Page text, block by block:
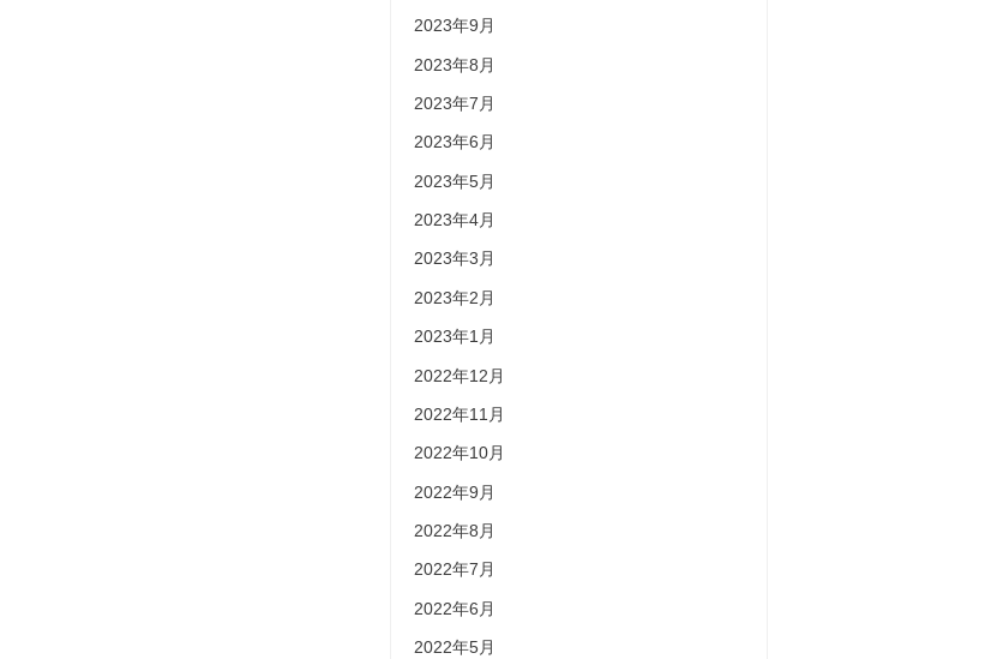
2023年9月
2023年8月
2023年7月
2023年6月
2023年5月
2023年4月
2023年3月
2023年2月
2023年1月
2022年12月
2022年11月
2022年10月
2022年9月
2022年8月
2022年7月
2022年6月
2022年5月